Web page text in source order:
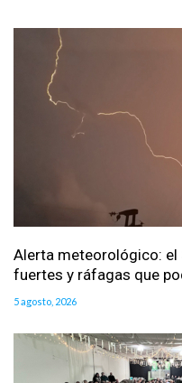
Alerta meteorológico: el
fuertes y ráfagas que
5 agosto, 2026